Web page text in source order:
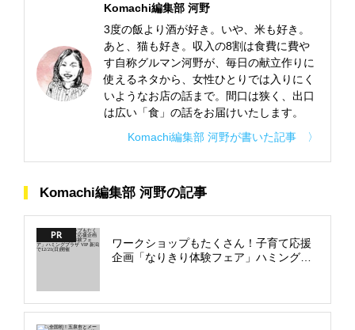
Komachi編集部 河野
3度の飯より酒が好き。いや、米も好き。
あと、猫も好き。収入の8割は食費に費や
す自称グルマン河野が、毎日の献立作りに
使えるネタから、女性ひとりでは入りにく
いようなお店の話まで。間口は狭く、出口
は広い「食」の話をお届けいたします。
Komachi編集部 河野が書いた記事 〉
Komachi編集部 河野の記事
PR
ワークショップもたくさん！子育て応援
企画「なりきり体験フェア」ハミングプ